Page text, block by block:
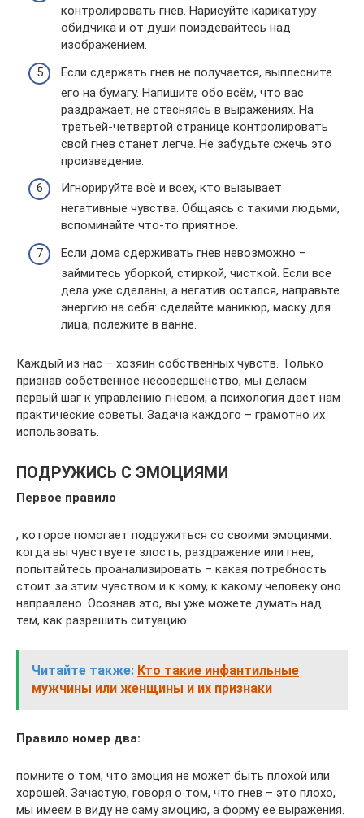
контролировать гнев. Нарисуйте карикатуру
обидчика и от души поиздевайтесь над
изображением.
Если сдержать гнев не получается, выплесните
его на бумагу. Напишите обо всём, что вас
раздражает, не стесняясь в выражениях. На
третьей-четвертой странице контролировать
свой гнев станет легче. Не забудьте сжечь это
произведение.
Игнорируйте всё и всех, кто вызывает
негативные чувства. Общаясь с такими людьми,
вспоминайте что-то приятное.
Если дома сдерживать гнев невозможно –
займитесь уборкой, стиркой, чисткой. Если все
дела уже сделаны, а негатив остался, направьте
энергию на себя: сделайте маникюр, маску для
лица, полежите в ванне.
Каждый из нас – хозяин собственных чувств. Только
признав собственное несовершенство, мы делаем
первый шаг к управлению гневом, а психология дает нам
практические советы. Задача каждого – грамотно их
использовать.
ПОДРУЖИСЬ С ЭМОЦИЯМИ
Первое правило
, которое помогает подружиться со своими эмоциями:
когда вы чувствуете злость, раздражение или гнев,
попытайтесь проанализировать – какая потребность
стоит за этим чувством и к кому, к какому человеку оно
направлено. Осознав это, вы уже можете думать над
тем, как разрешить ситуацию.
Читайте также: Кто такие инфантильные
мужчины или женщины и их признаки
Правило номер два:
помните о том, что эмоция не может быть плохой или
хорошей. Зачастую, говоря о том, что гнев – это плохо,
мы имеем в виду не саму эмоцию, а форму ее выражения.